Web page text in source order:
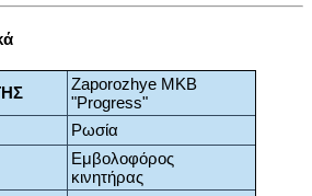
Zaporozhye MKB
"Progress"
Ρωσία
Εμβολοφόρος
κινητήρας